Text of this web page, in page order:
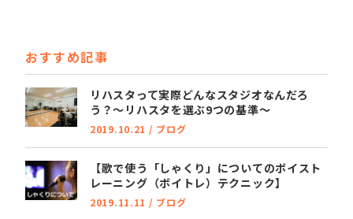
e
b
o
o
k
t
e
r
おすすめ記事
リハスタって実際どんなスタジオなんだろ
う？～リハスタを選ぶ9つの基準～
2019.10.21 / ブログ
【歌で使う「しゃくり」についてのボイスト
レーニング（ボイトレ）テクニック】
2019.11.11 / ブログ